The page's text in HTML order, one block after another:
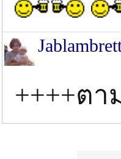
++++ต